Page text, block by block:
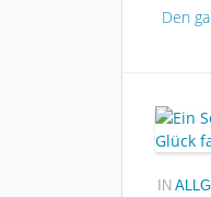
Den
IN